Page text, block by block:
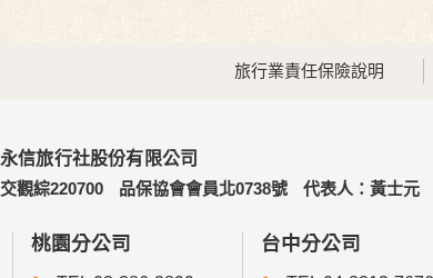
旅行業責任保險說明
永信旅行社股份有限公司
交觀綜220700
品保協會會員北0738號 代表人：黃士元
桃園分公司 台中分公司